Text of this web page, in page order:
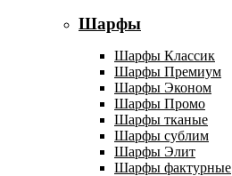
Шарфы
Шарфы Классик
Шарфы Премиум
Шарфы Эконом
Шарфы Промо
Шарфы тканые
Шарфы сублим
Шарфы Элит
Шарфы фактурные